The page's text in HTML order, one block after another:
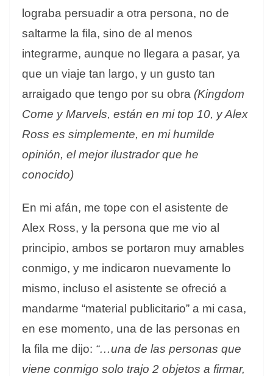
lograba persuadir a otra persona, no de
saltarme la fila, sino de al menos
integrarme, aunque no llegara a pasar, ya
que un viaje tan largo, y un gusto tan
arraigado que tengo por su obra (Kingdom
Come y Marvels, están en mi top 10, y Alex
Ross es simplemente, en mi humilde
opinión, el mejor ilustrador que he
conocido)
En mi afán, me tope con el asistente de
Alex Ross, y la persona que me vio al
principio, ambos se portaron muy amables
conmigo, y me indicaron nuevamente lo
mismo, incluso el asistente se ofreció a
mandarme “material publicitario” a mi casa,
en ese momento, una de las personas en
la fila me dijo: “…una de las personas que
viene conmigo solo trajo 2 objetos a firmar,